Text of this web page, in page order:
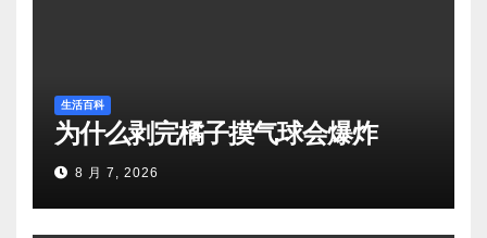
生活百科
为什么剥完橘子摸气球会爆炸
8 月 7, 2026